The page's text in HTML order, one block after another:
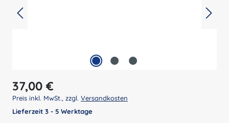
Regulärer Preis:
37,00 €
Preis inkl. MwSt., zzgl. Versandkosten
Lieferzeit 3 - 5 Werktage